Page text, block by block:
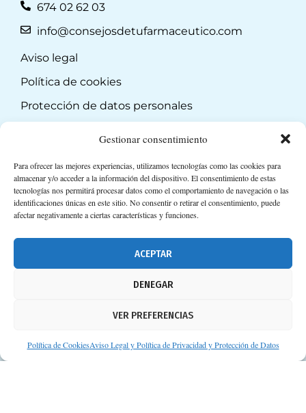
Gestionar consentimiento
Para ofrecer las mejores experiencias, utilizamos tecnologías como las cookies para
almacenar y/o acceder a la información del dispositivo. El consentimiento de estas
tecnologías nos permitirá procesar datos como el comportamiento de navegación o las
identificaciones únicas en este sitio. No consentir o retirar el consentimiento, puede
afectar negativamente a ciertas características y funciones.
ACEPTAR
DENEGAR
VER PREFERENCIAS
Política de CookiesAviso Legal y Política de Privacidad y Protección de Datos
674 02 62 03
info@consejosdetufarmaceutico.com
Aviso legal
Política de cookies
Protección de datos personales